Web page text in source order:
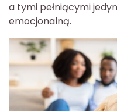
a tymi pełniącymi
emocjonalną.